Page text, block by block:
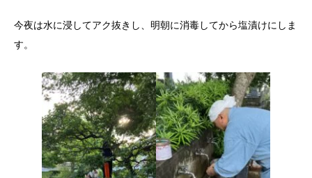
今夜は水に浸してアク抜きし、明朝に消毒してから塩漬けにしま
す。